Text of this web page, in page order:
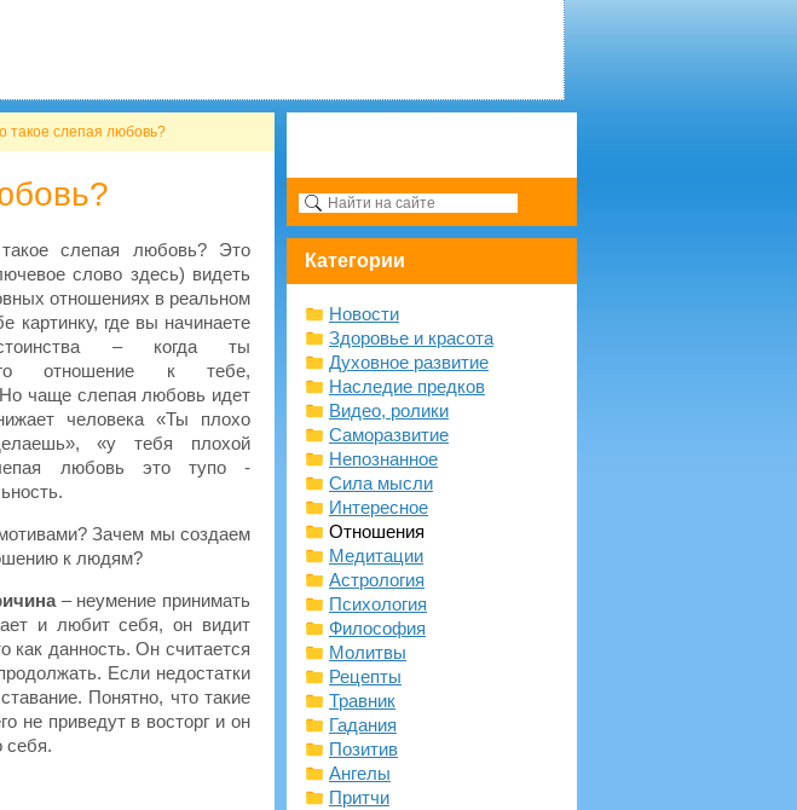
такое слепая любовь?
слепая любовь? Это
слово здесь) видеть
отношениях в реальном
картинку, где вы начинаете
– когда ты
отношение к тебе,
чаще слепая любовь идет
человека «Ты плохо
«у тебя плохой
любовь это тупо -
Зачем мы создаем
к людям?
– неумение принимать
и любит себя, он видит
как данность. Он считается
Если недостатки
Понятно, что такие
не приведут в восторг и он
себя.
Категории
Новости
Здоровье и красота
Духовное развитие
Наследие предков
Видео, ролики
Саморазвитие
Непознанное
Сила мысли
Интересное
Отношения
Медитации
Астрология
Психология
Философия
Молитвы
Рецепты
Травник
Гадания
Позитив
Ангелы
Притчи